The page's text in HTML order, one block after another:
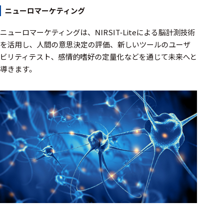
ニューロマーケティング
ニューロマーケティングは、NIRSIT-Liteによる脳計測技術
を活用し、人間の意思決定の評価、新しいツールのユーザ
ビリティテスト、感情的嗜好の定量化などを通じて未来へと
導きます。